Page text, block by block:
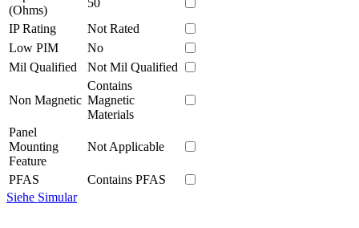
(Ohms)
IP Rating
Not Rated
Low PIM
No
Mil Qualified
Not Mil Qualified
Non Magnetic
Contains
Magnetic
Materials
Panel
Mounting
Feature
Not Applicable
PFAS
Contains PFAS
Siehe Simular